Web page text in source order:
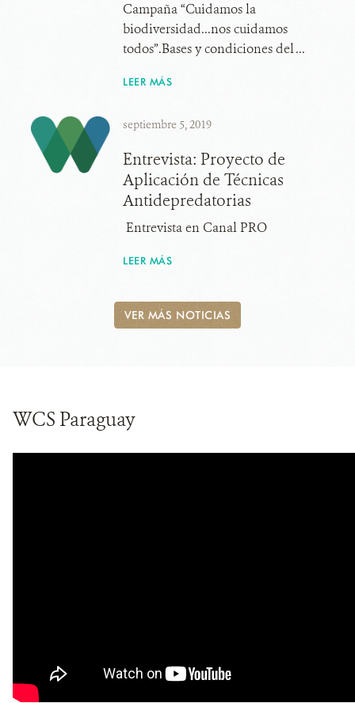
Campaña “Cuidamos la
biodiversidad...nos cuidamos
todos”.Bases y condiciones del ...
LEER MÁS
septiembre 5, 2019
Entrevista: Proyecto de
Aplicación de Técnicas
Antidepredatorias
Entrevista en Canal PRO
LEER MÁS
VER MÁS NOTICIAS
WCS Paraguay